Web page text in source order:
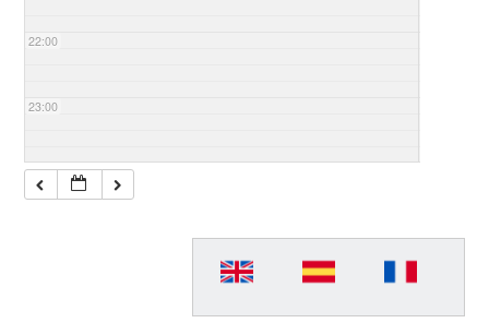
22:00
23:00